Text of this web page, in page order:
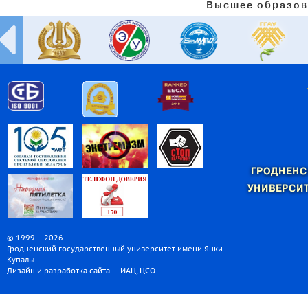
Высшее
© 1999 – 2026
Гродненский государственный университет имени Янки
Купалы
Дизайн и разработка сайта — ИАЦ, ЦСО